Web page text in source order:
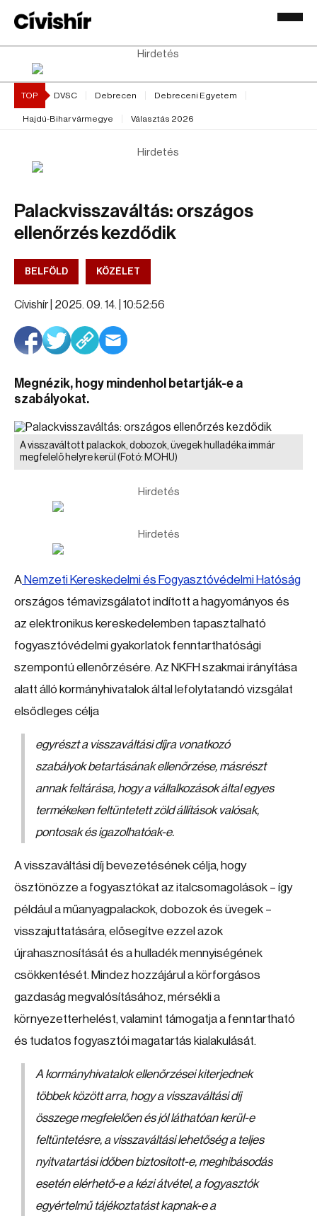
Hirdetés
TOP DVSC Debrecen Debreceni Egyetem
Hajdú-Bihar vármegye Választás 2026
Hirdetés
Palackvisszaváltás: országos
ellenőrzés kezdődik
BELFÖLD KÖZÉLET
Cívishír | 2025. 09. 14. | 10:52:56
Megnézik, hogy mindenhol betartják-e a
szabályokat.
A visszaváltott palackok, dobozok, üvegek hulladéka immár
megfelelő helyre kerül (Fotó: MOHU)
Hirdetés
Hirdetés
A Nemzeti Kereskedelmi és Fogyasztóvédelmi Hatóság
országos témavizsgálatot indított a hagyományos és
az elektronikus kereskedelemben tapasztalható
fogyasztóvédelmi gyakorlatok fenntarthatósági
szempontú ellenőrzésére. Az NKFH szakmai irányítása
alatt álló kormányhivatalok által lefolytatandó vizsgálat
elsődleges célja
egyrészt a visszaváltási díjra vonatkozó
szabályok betartásának ellenőrzése, másrészt
annak feltárása, hogy a vállalkozások által egyes
termékeken feltüntetett zöld állítások valósak,
pontosak és igazolhatóak-e.
A visszaváltási díj bevezetésének célja, hogy
ösztönözze a fogyasztókat az italcsomagolások – így
például a műanyagpalackok, dobozok és üvegek –
visszajuttatására, elősegítve ezzel azok
újrahasznosítását és a hulladék mennyiségének
csökkentését. Mindez hozzájárul a körforgásos
gazdaság megvalósításához, mérsékli a
környezetterhelést, valamint támogatja a fenntartható
és tudatos fogyasztói magatartás kialakulását.
A kormányhivatalok ellenőrzései kiterjednek
többek között arra, hogy a visszaváltási díj
összege megfelelően és jól láthatóan kerül-e
feltüntetésre, a visszaváltási lehetőség a teljes
nyitvatartási időben biztosított-e, meghibásodás
esetén elérhető-e a kézi átvétel, a fogyasztók
egyértelmű tájékoztatást kapnak-e a